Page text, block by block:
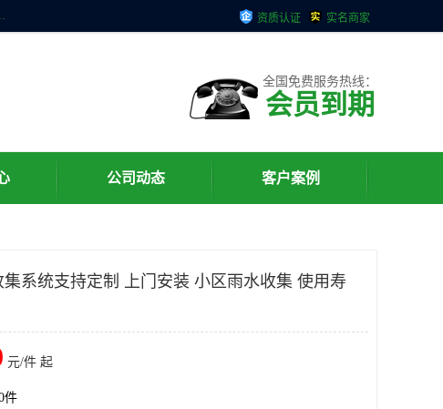
方案满足实际使用要求。严控供货周期，并提供高标准后期维护。以环保为己任，视质量如生命，以技术做先导，靠诚信赢客户。 资质认证 实名商家
全国免费服务热线：
会员到期
公司动态 客户案例
集系统支持定制 上门安装 小区雨水收集 使用寿
元/件 起
件